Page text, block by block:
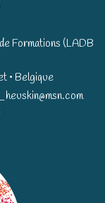
Formations (LADB
• Belgique​​